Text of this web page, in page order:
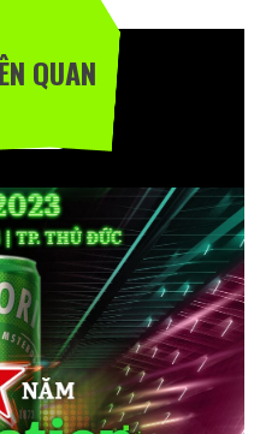
QUAN